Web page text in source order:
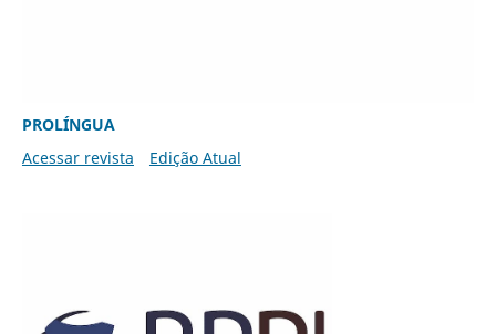
PROLÍNGUA
Acessar revista
Edição Atual